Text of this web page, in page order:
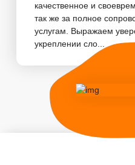
качественное и
так же за полное
услугам. Выражаем
укреплении сло...